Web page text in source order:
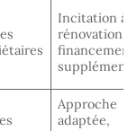
Incitation à
rénovation,
financement
Approche
adaptée,